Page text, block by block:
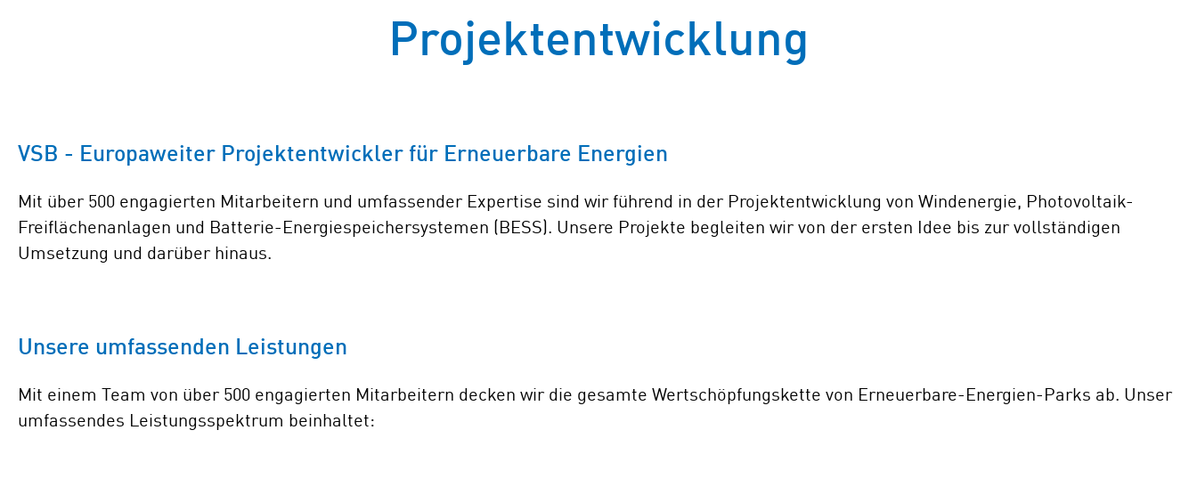
Projektentwicklung
VSB - Europaweiter Projektentwickler für Erneuerbare Energien
Mit über 500 engagierten Mitarbeitern und umfassender Expertise sind wir führend in der Projektentwicklung von Windenergie, Photovoltaik-
Freiflächenanlagen und Batterie-Energiespeichersystemen (BESS). Unsere Projekte begleiten wir von der ersten Idee bis zur vollständigen
Umsetzung und darüber hinaus.
Unsere umfassenden Leistungen
Mit einem Team von über 500 engagierten Mitarbeitern decken wir die gesamte Wertschöpfungskette von Erneuerbare-Energien-Parks ab. Unser
umfassendes Leistungsspektrum beinhaltet: